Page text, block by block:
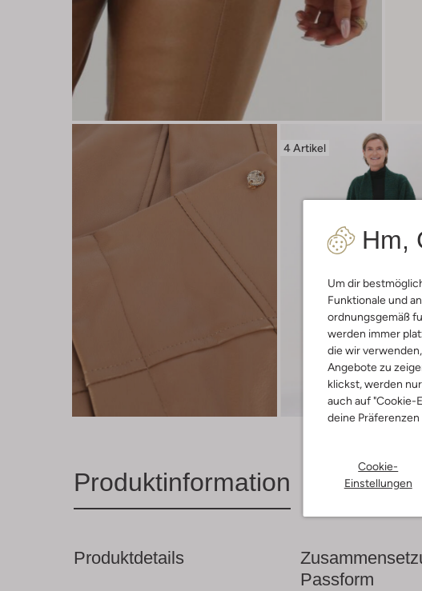
Hm,
Um dir
Funktionale und
ordnungsgemäß
werden immer
die wir
Angebote zu
klickst, werden
auch auf "Cookie-
deine Präferenzen
Cookie-
Einstellungen
4 Artikel
Entdecke den
Produktinformation
Produktdetails
Passform